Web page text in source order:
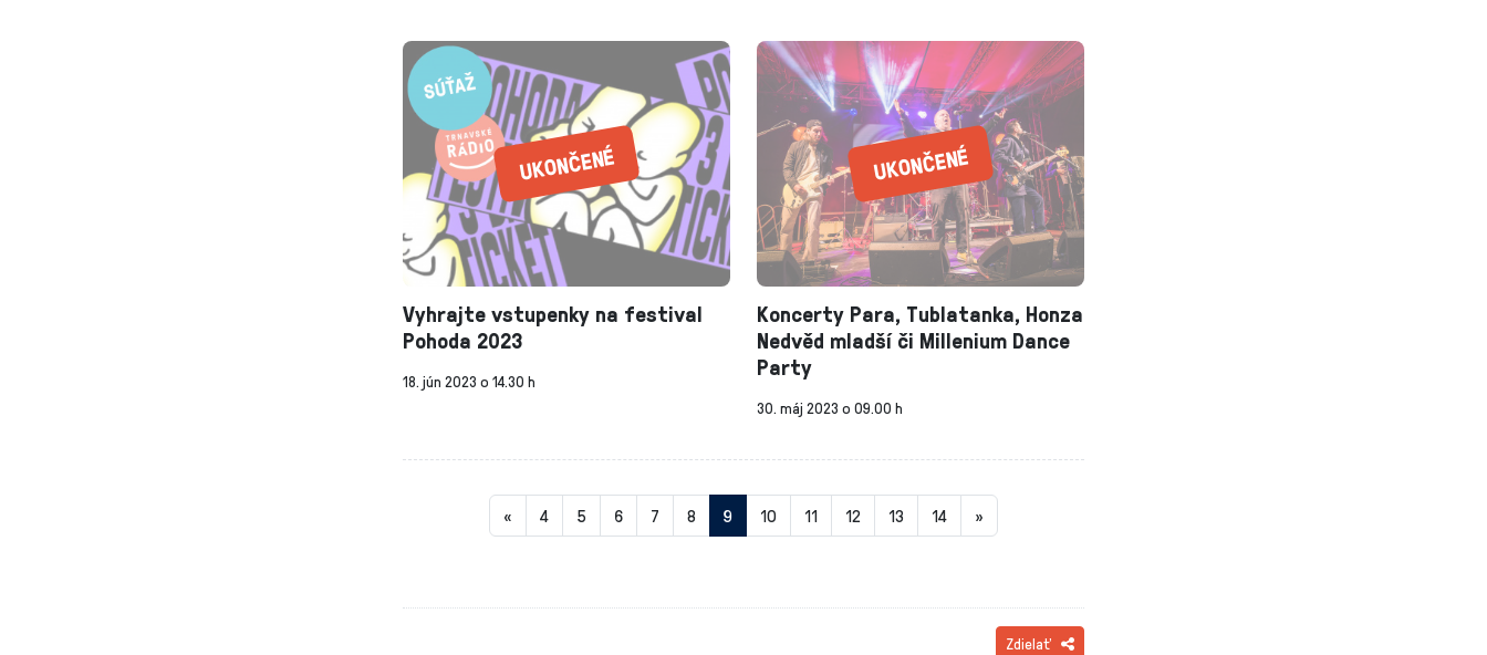
Vyhrajte vstupenky na festival
Pohoda 2023
18. jún 2023 o 14.30 h
Koncerty Para, Tublatanka, Honza
Nedvěd mladší či Millenium Dance
Party
30. máj 2023 o 09.00 h
« 4 5 6 7 8 9Aktuálna
stránka
10 11 12 13 14 »
Zdielať